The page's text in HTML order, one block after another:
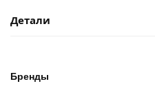
Детали
Бренды